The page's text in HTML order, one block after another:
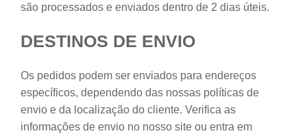
são processados e enviados dentro de 2 dias úteis.
DESTINOS DE ENVIO
Os pedidos podem ser enviados para endereços
específicos, dependendo das nossas políticas de
envio e da localização do cliente. Verifica as
informações de envio no nosso site ou entra em